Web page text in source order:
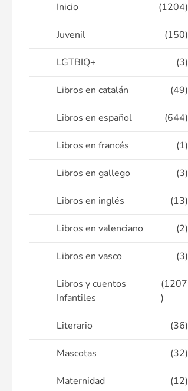
Inicio (1204)
Juvenil (150)
LGTBIQ+ (3)
Libros en catalán (49)
Libros en español (644)
Libros en francés (1)
Libros en gallego (3)
Libros en inglés (13)
Libros en valenciano (2)
Libros en vasco (3)
Libros y cuentos
Infantiles
(1207
)
Literario (36)
Mascotas (32)
Maternidad (12)